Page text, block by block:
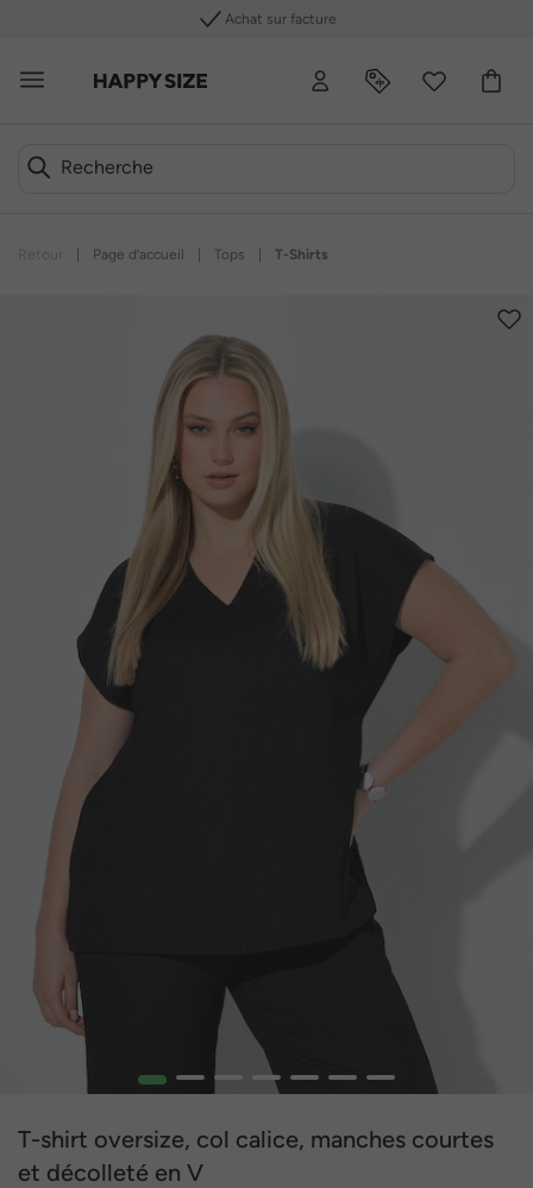
Achat sur facture
Page d’accueil Tops T-Shirts
1 2 3 4 5 6 7
T-shirt oversize, col calice, manches courtes
et décolleté en V